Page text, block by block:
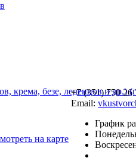
крема, безе, леденцов и др.)
на карте
+7 (351) 750 26
Email:
График